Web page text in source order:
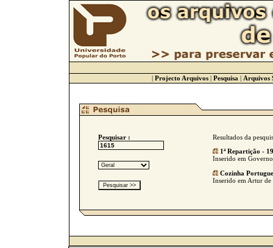
| Projecto Arquivos | Pesquisa | Arquivos
Pesquisar :
Resultados da
1ª Repartição -
Inserido em
Cozinha
Inserido em Artur de